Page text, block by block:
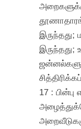
இருந்தது;
இருந்தது;
17 :